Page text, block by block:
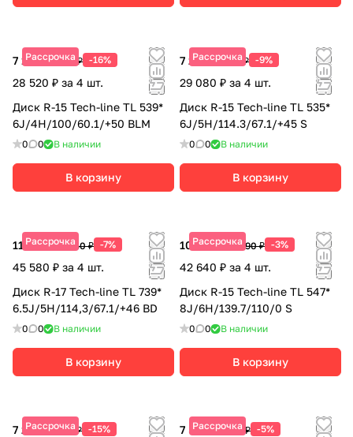
Рассрочка
7 130 ₽8 490 ₽ -16%
28 520 ₽ за 4 шт.
Диск R-15 Tech-line TL 539*
6J/4H/100/60.1/+50 BLM
0 0 В наличии
В корзину
Рассрочка
7 270 ₽7 990 ₽ -9%
29 080 ₽ за 4 шт.
Диск R-15 Tech-line TL 535*
6J/5H/114.3/67.1/+45 S
0 0 В наличии
В корзину
Рассрочка
11 395 ₽12 250 ₽ -7%
45 580 ₽ за 4 шт.
Диск R-17 Tech-line TL 739*
6.5J/5H/114,3/67.1/+46 BD
0 0 В наличии
В корзину
Рассрочка
10 660 ₽10 990 ₽ -3%
42 640 ₽ за 4 шт.
Диск R-15 Tech-line TL 547*
8J/6H/139.7/110/0 S
0 0 В наличии
В корзину
Рассрочка
7 215 ₽8 490 ₽ -15% Рассрочка
7 590 ₽7 990 ₽ -5%